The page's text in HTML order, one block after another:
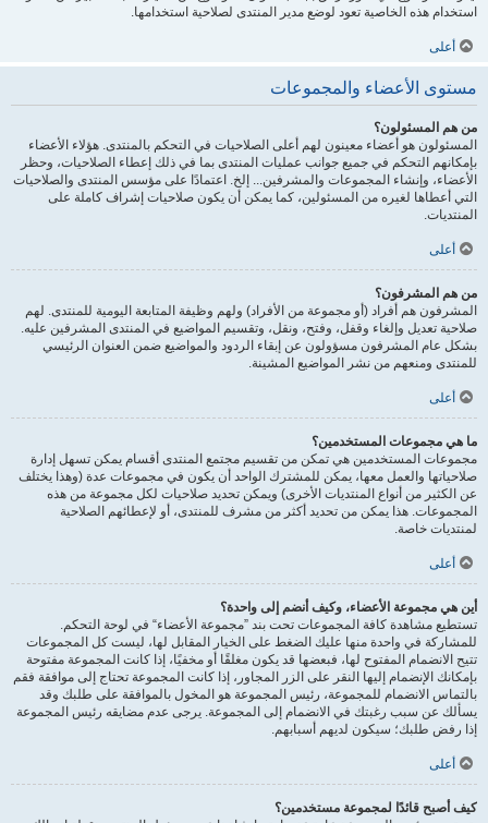
استخدام هذه الخاصية تعود لوضع مدير المنتدى لصلاحية استخدامها.
أعلى
مستوى الأعضاء والمجموعات
من هم المسئولون؟
المسئولون هو أعضاء معينون لهم أعلى الصلاحيات في التحكم بالمنتدى. هؤلاء الأعضاء
بإمكانهم التحكم في جميع جوانب عمليات المنتدى بما في ذلك إعطاء الصلاحيات، وحظر
الأعضاء، وإنشاء المجموعات والمشرفين... إلخ. اعتمادًا على مؤسس المنتدى والصلاحيات
التي أعطاها لغيره من المسئولين، كما يمكن أن يكون صلاحيات إشراف كاملة على
المنتديات.
أعلى
من هم المشرفون؟
المشرفون هم أفراد (أو مجموعة من الأفراد) ولهم وظيفة المتابعة اليومية للمنتدى. لهم
صلاحية تعديل وإلغاء وقفل، وفتح، ونقل، وتقسيم المواضيع في المنتدى المشرفين عليه.
بشكل عام المشرفون مسؤولون عن إبقاء الردود والمواضيع ضمن العنوان الرئيسي
للمنتدى ومنعهم من نشر المواضيع المشينة.
أعلى
ما هي مجموعات المستخدمين؟
مجموعات المستخدمين هي تمكن من تقسيم مجتمع المنتدى أقسام يمكن تسهل إدارة
صلاحياتها والعمل معها، يمكن للمشترك الواحد أن يكون في مجموعات عدة (وهذا يختلف
عن الكثير من أنواع المنتديات الأخرى) ويمكن تحديد صلاحيات لكل مجموعة من هذه
المجموعات. هذا يمكن من تحديد أكثر من مشرف للمنتدى، أو لإعطائهم الصلاحية
لمنتديات خاصة.
أعلى
أين هي مجموعة الأعضاء، وكيف أنضم إلى واحدة؟
تستطيع مشاهدة كافة المجموعات تحت بند ”مجموعة الأعضاء“ في لوحة التحكم.
للمشاركة في واحدة منها عليك الضغط على الخيار المقابل لها، ليست كل المجموعات
تتيح الانضمام المفتوح لها، فبعضها قد يكون مغلقًا أو مخفيًا، إذا كانت المجموعة مفتوحة
بإمكانك الإنضمام إليها النقر على الزر المجاور، إذا كانت المجموعة تحتاج إلى موافقة فقم
بالتماس الانضمام للمجموعة، رئيس المجموعة هو المخول بالموافقة على طلبك وقد
يسألك عن سبب رغبتك في الانضمام إلى المجموعة. يرجى عدم مضايقه رئيس المجموعة
إذا رفض طلبك؛ سيكون لديهم أسبابهم.
أعلى
كيف أصبح قائدًا لمجموعة مستخدمين؟